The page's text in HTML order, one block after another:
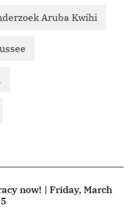
Aruba Kwihi
now! | Friday, March